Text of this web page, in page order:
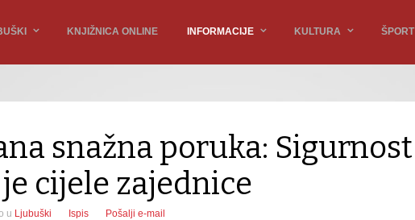
KNJIŽNICA ONLINE INFORMACIJE KULTURA ŠPORT
snažna poruka: Sigurnost
cijele zajednice
u Ljubuški Ispis Pošalji e-mail